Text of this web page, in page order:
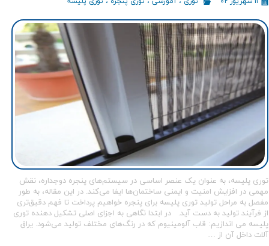
توری پلیسه، به عنوان یک عنصر اساسی در سیستم‌های پنجره دوجداره، نقش
مهمی در افزایش امنیت و ایمنی ساختمان‌ها ایفا می‌کند. در این مقاله، به طور
مفصل به مراحل تولید توری پلیسه برای پنجره خواهیم پرداخت تا فهم دقیق‌تری
از فرآیند تولید به دست آید. در ابتدا نگاهی به اجزای اصلی تشکیل دهنده توری
پلیسه می اندازیم: قاب آلومینیوم که در رنگ‌های مختلف تولید می‌شود. یراق
آلات داخل آن از …